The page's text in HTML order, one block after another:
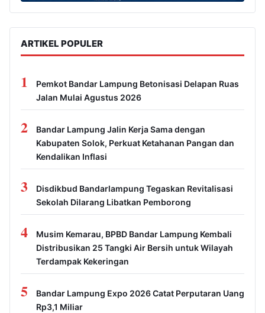
ARTIKEL POPULER
1
Pemkot Bandar Lampung Betonisasi Delapan Ruas
Jalan Mulai Agustus 2026
2
Bandar Lampung Jalin Kerja Sama dengan
Kabupaten Solok, Perkuat Ketahanan Pangan dan
Kendalikan Inflasi
3
Disdikbud Bandarlampung Tegaskan Revitalisasi
Sekolah Dilarang Libatkan Pemborong
4
Musim Kemarau, BPBD Bandar Lampung Kembali
Distribusikan 25 Tangki Air Bersih untuk Wilayah
Terdampak Kekeringan
5
Bandar Lampung Expo 2026 Catat Perputaran Uang
Rp3,1 Miliar